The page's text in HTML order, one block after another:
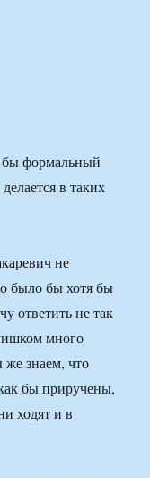
бы формальный
в таких
не
было бы хотя бы
ответить не так
много
знаем, что
бы приручены,
ходят и в